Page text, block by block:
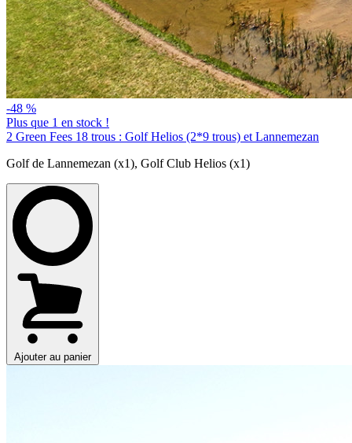
-48 %
Plus que 1 en stock !
2 Green Fees 18 trous : Golf Helios (2*9 trous) et Lannemezan
Golf de Lannemezan (x1), Golf Club Helios (x1)
Ajouter au panier